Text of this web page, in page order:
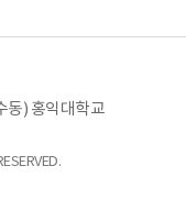
동) 홍익대학교